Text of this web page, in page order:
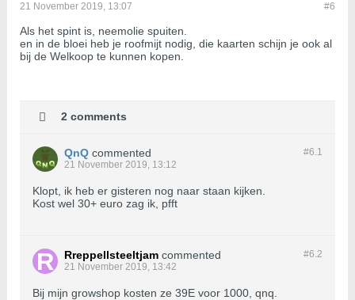
#6
21 November 2019, 13:07
Als het spint is, neemolie spuiten.
en in de bloei heb je roofmijt nodig, die kaarten schijn je ook al
bij de Welkoop te kunnen kopen.
2 comments
#6.1
QnQ commented
21 November 2019, 13:12
Klopt, ik heb er gisteren nog naar staan kijken.
Kost wel 30+ euro zag ik, pfft
#6.2
Rreppellsteeltjam commented
21 November 2019, 13:42
Bij mijn growshop kosten ze 39E voor 1000, qnq.